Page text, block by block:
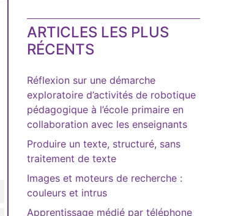
ARTICLES LES PLUS
RÉCENTS
Réflexion sur une démarche
exploratoire d’activités de robotique
pédagogique à l’école primaire en
collaboration avec les enseignants
Produire un texte, structuré, sans
traitement de texte
Images et moteurs de recherche :
couleurs et intrus
Apprentissage médié par téléphone